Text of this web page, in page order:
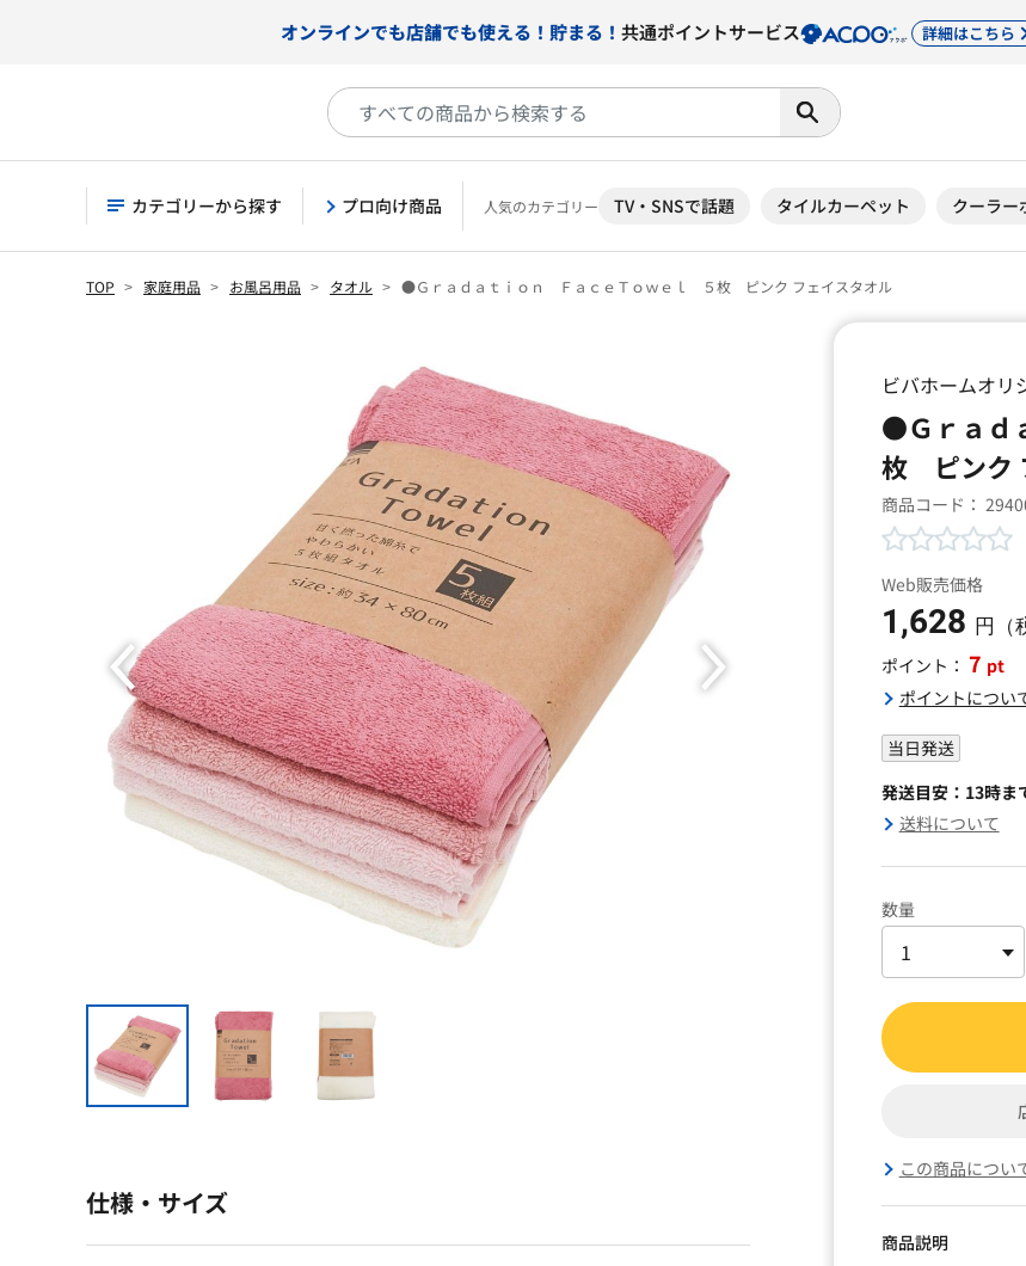
オンラインでも店舗でも使える！貯まる！ 共通ポイントサービス 詳細はこちら
カテゴリーから探す プロ向け商品 人気のカテゴリー TV・SNSで話題 タイルカーペット クーラー
TOP 家庭用品 お風呂用品 タオル ●Ｇｒａｄａｔｉｏｎ ＦａｃｅＴｏｗｅｌ ５枚 ピンク フェイスタオル
ビバホームオリ
●Ｇｒａｄ
枚 ピンク
商品コード：
Web販売価格
1,628 円（
ポイント： 7 pt
ポイントについ
当日発送
発送目安：13時ま
送料について
数量
この商品につい
商品説明
仕様・サイズ